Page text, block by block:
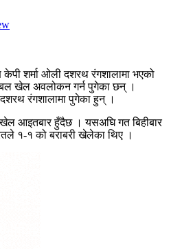
शर्मा ओली दशरथ रंगशालामा भएको
खेल अवलोकन गर्न पुगेका छन् ।
रंगशालामा पुगेका हुन् ।
खेल आइतबार हुँदैछ । यसअघि गत बिहीबार
१-१ को बराबरी खेलेका थिए ।